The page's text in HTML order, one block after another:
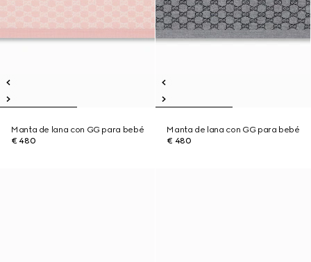
Manta de lana con GG para bebé
€ 480
Manta de lana con GG para bebé
€ 480